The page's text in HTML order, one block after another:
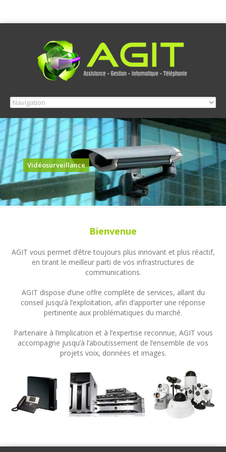
Vidéosurveillance
Bienvenue
AGIT vous permet d’être toujours plus innovant et plus réactif,
en tirant le meilleur parti de vos infrastructures de
communications.
AGIT dispose d’une offre complète de services, allant du
conseil jusqu’à l’exploitation, afin d’apporter une réponse
pertinente aux problématiques du marché.
Partenaire à l’implication et à l’expertise reconnue, AGIT vous
accompagne jusqu’à l’aboutissement de l’ensemble de vos
projets voix, données et images.